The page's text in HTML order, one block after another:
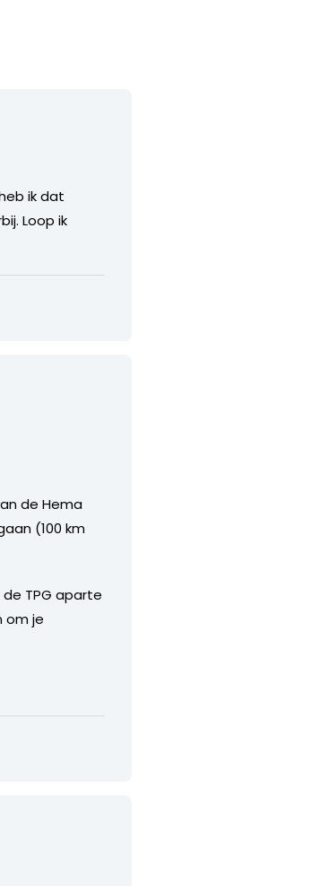
ik dat
Loop ik
de Hema
(100 km
TPG aparte
om je